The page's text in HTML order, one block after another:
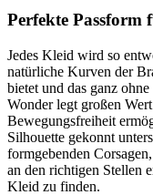
Perfekte Passform
Jedes Kleid wird so
natürliche Kurven der
bietet und das ganz
Wonder legt großen
Bewegungsfreiheit
Silhouette gekonnt
formgebenden
an den richtigen Stellen
Kleid zu finden.